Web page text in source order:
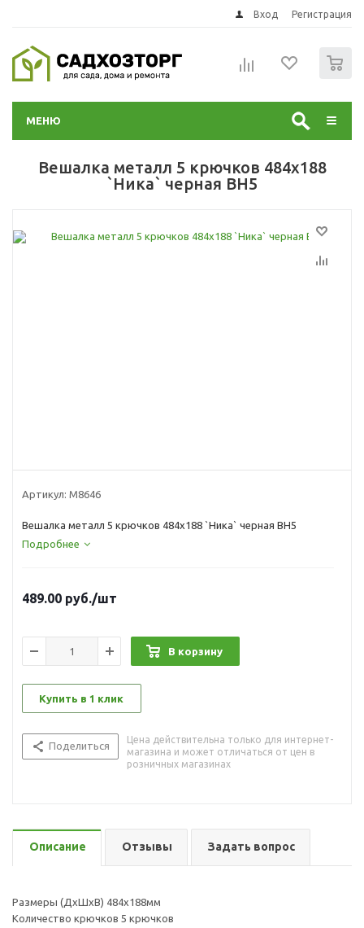
Вход Регистрация
МЕНЮ
Вешалка металл 5 крючков 484х188
`Ника` черная ВН5
Артикул: М8646
Вешалка металл 5 крючков 484х188 `Ника` черная ВН5
Подробнее
489.00 руб./шт
В корзину
Купить в 1 клик
Поделиться
Цена действительна только для интернет-
магазина и может отличаться от цен в
розничных магазинах
Описание Отзывы Задать вопрос
Размеры (ДхШхВ) 484х188мм
Количество крючков 5 крючков